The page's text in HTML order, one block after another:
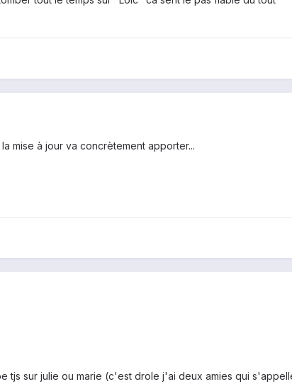
mise à jour va concrètement apporter...
tjs sur julie ou marie (c'est drole j'ai deux amies qui